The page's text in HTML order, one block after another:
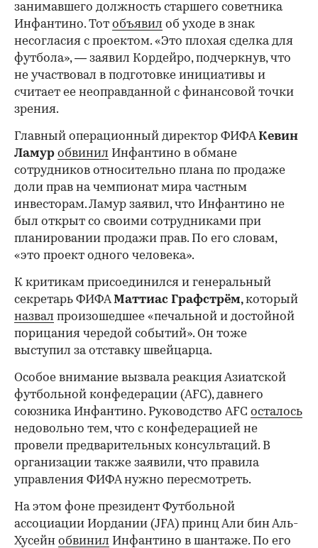
занимавшего должность старшего советника
Инфантино. Тот объявил об уходе в знак
несогласия с проектом. «Это плохая сделка для
футбола», — заявил Кордейро, подчеркнув, что
не участвовал в подготовке инициативы и
считает ее неоправданной с финансовой точки
зрения.
Главный операционный директор ФИФАКевин
Ламур обвинил Инфантино в обмане
сотрудников относительно плана по продаже
доли прав на чемпионат мира частным
инвесторам. Ламур заявил, что Инфантино не
был открыт со своими сотрудниками при
планировании продажи прав. По его словам,
«это проект одного человека».
К критикам присоединился и генеральный
секретарь ФИФАМаттиас Графстрём,который
назвал произошедшее «печальной и достойной
порицания чередой событий». Он тоже
выступил за отставку швейцарца.
Особое внимание вызвала реакция Азиатской
футбольной конфедерации (AFC), давнего
союзника Инфантино. Руководство AFC осталось
недовольно тем, что с конфедерацией не
провели предварительных консультаций. В
организации также заявили, что правила
управления ФИФА нужно пересмотреть.
На этом фоне президент Футбольной
ассоциации Иордании (JFA) принц Али бин Аль-
Хусейн обвинил Инфантино в шантаже. По его